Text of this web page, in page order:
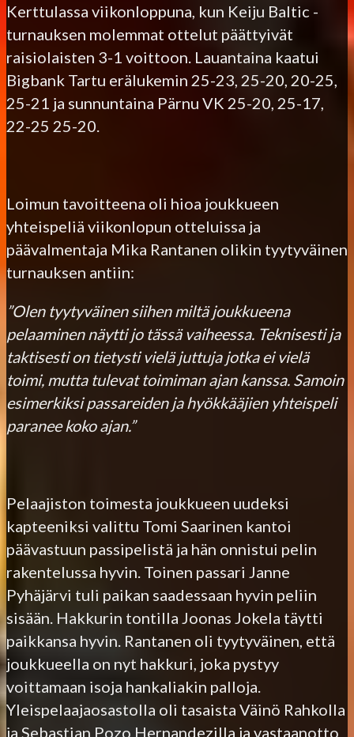
Kerttulassa viikonloppuna, kun Keiju Baltic -
turnauksen molemmat ottelut päättyivät
raisiolaisten 3-1 voittoon. Lauantaina kaatui
Bigbank Tartu erälukemin 25-23, 25-20, 20-25,
25-21 ja sunnuntaina Pärnu VK 25-20, 25-17,
22-25 25-20.
Loimun tavoitteena oli hioa joukkueen
yhteispeliä viikonlopun otteluissa ja
päävalmentaja Mika Rantanen olikin tyytyväinen
turnauksen antiin:
”Olen tyytyväinen siihen miltä joukkueena
pelaaminen näytti jo tässä vaiheessa. Teknisesti ja
taktisesti on tietysti vielä juttuja jotka ei vielä
toimi, mutta tulevat toimiman ajan kanssa. Samoin
esimerkiksi passareiden ja hyökkääjien yhteispeli
paranee koko ajan.”
Pelaajiston toimesta joukkueen uudeksi
kapteeniksi valittu Tomi Saarinen kantoi
päävastuun passipelistä ja hän onnistui pelin
rakentelussa hyvin. Toinen passari Janne
Pyhäjärvi tuli paikan saadessaan hyvin peliin
sisään. Hakkurin tontilla Joonas Jokela täytti
paikkansa hyvin. Rantanen oli tyytyväinen, että
joukkueella on nyt hakkuri, joka pystyy
voittamaan isoja hankaliakin palloja.
Yleispelaajaosastolla oli tasaista Väinö Rahkolla
ja Sebastian Pozo Hernandezilla ja vastaanotto